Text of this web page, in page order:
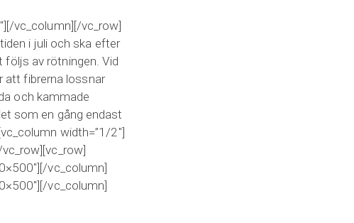
vc_column][/vc_row]
i juli och ska efter
följs av rötningen. Vid
att fibrerna lossnar
och kammade
som en gång endast
width=”1/2″]
vc_column]
vc_column]